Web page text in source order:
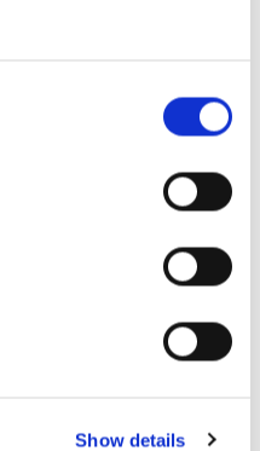
Show details
miljöer. Det här är
2025: Kommer
få en